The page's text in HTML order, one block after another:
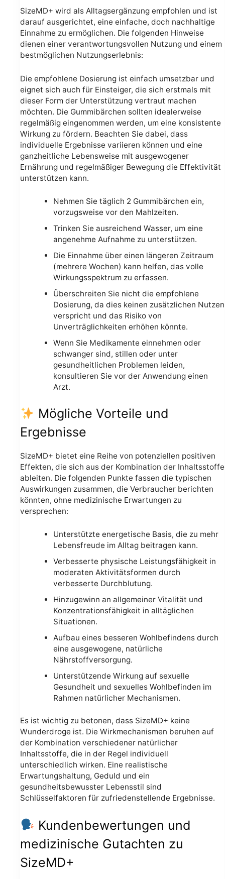
SizeMD+ wird als Alltagsergänzung empfohlen und ist
darauf ausgerichtet, eine einfache, doch nachhaltige
Einnahme zu ermöglichen. Die folgenden Hinweise
dienen einer verantwortungsvollen Nutzung und einem
bestmöglichen Nutzungserlebnis:
Die empfohlene Dosierung ist einfach umsetzbar und
eignet sich auch für Einsteiger, die sich erstmals mit
dieser Form der Unterstützung vertraut machen
möchten. Die Gummibärchen sollten idealerweise
regelmäßig eingenommen werden, um eine konsistente
Wirkung zu fördern. Beachten Sie dabei, dass
individuelle Ergebnisse variieren können und eine
ganzheitliche Lebensweise mit ausgewogener
Ernährung und regelmäßiger Bewegung die Effektivität
unterstützen kann.
Nehmen Sie täglich 2 Gummibärchen ein,
vorzugsweise vor den Mahlzeiten.
Trinken Sie ausreichend Wasser, um eine
angenehme Aufnahme zu unterstützen.
Die Einnahme über einen längeren Zeitraum
(mehrere Wochen) kann helfen, das volle
Wirkungsspektrum zu erfassen.
Überschreiten Sie nicht die empfohlene
Dosierung, da dies keinen zusätzlichen Nutzen
verspricht und das Risiko von
Unverträglichkeiten erhöhen könnte.
Wenn Sie Medikamente einnehmen oder
schwanger sind, stillen oder unter
gesundheitlichen Problemen leiden,
konsultieren Sie vor der Anwendung einen
Arzt.
Mögliche Vorteile und
Ergebnisse
SizeMD+ bietet eine Reihe von potenziellen positiven
Effekten, die sich aus der Kombination der Inhaltsstoffe
ableiten. Die folgenden Punkte fassen die typischen
Auswirkungen zusammen, die Verbraucher berichten
könnten, ohne medizinische Erwartungen zu
versprechen:
Unterstützte energetische Basis, die zu mehr
Lebensfreude im Alltag beitragen kann.
Verbesserte physische Leistungsfähigkeit in
moderaten Aktivitätsformen durch
verbesserte Durchblutung.
Hinzugewinn an allgemeiner Vitalität und
Konzentrationsfähigkeit in alltäglichen
Situationen.
Aufbau eines besseren Wohlbefindens durch
eine ausgewogene, natürliche
Nährstoffversorgung.
Unterstützende Wirkung auf sexuelle
Gesundheit und sexuelles Wohlbefinden im
Rahmen natürlicher Mechanismen.
Es ist wichtig zu betonen, dass SizeMD+ keine
Wunderdroge ist. Die Wirkmechanismen beruhen auf
der Kombination verschiedener natürlicher
Inhaltsstoffe, die in der Regel individuell
unterschiedlich wirken. Eine realistische
Erwartungshaltung, Geduld und ein
gesundheitsbewusster Lebensstil sind
Schlüsselfaktoren für zufriedenstellende Ergebnisse.
Kundenbewertungen und
medizinische Gutachten zu
SizeMD+